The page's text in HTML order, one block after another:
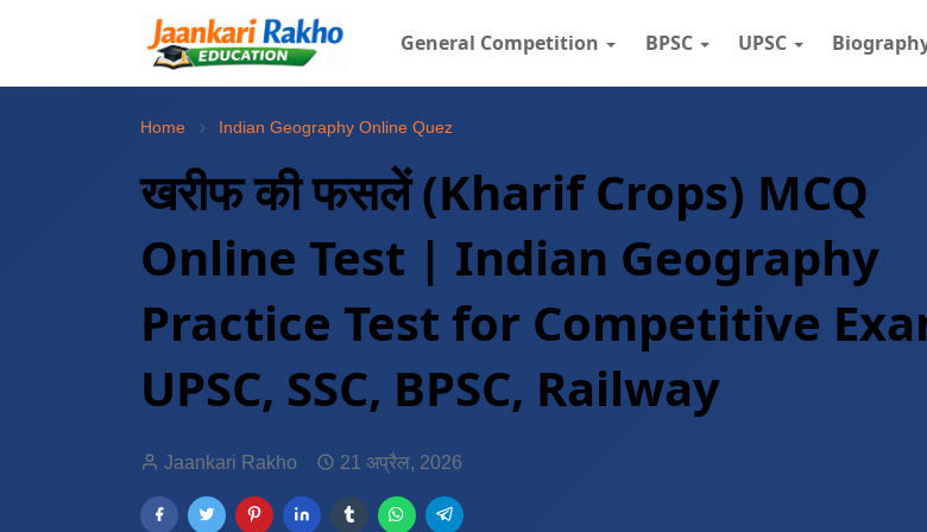
General Competition BPSC UPSC
Home Indian Geography Online Quez
खरीफ की फसलें (Kharif Crops) MCQ
Online Test | Indian Geography
Practice Test for Competitive
UPSC, SSC, BPSC, Railway
Jaankari Rakho 21 अप्रैल, 2026